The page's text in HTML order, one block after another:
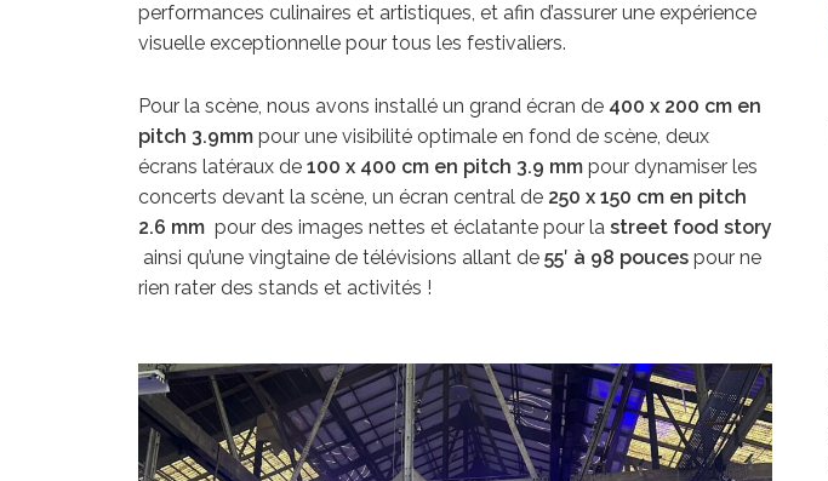
performances culinaires et artistiques, et afin d’assurer une expérience
visuelle exceptionnelle pour tous les festivaliers.
Pour la scène, nous avons installé un grand écran de400 x 200 cm en
pitch 3.9mmpour une visibilité optimale en fond de scène, deux
écrans latéraux de 100 x 400 cm en pitch 3.9 mmpour dynamiser les
concerts devant la scène, un écran central de 250 x 150 cm en pitch
2.6 mmpour des images nettes et éclatante pour la street food story
ainsi qu’une vingtaine de télévisions allant de 55′ à 98 poucespour ne
rien rater des stands et activités !